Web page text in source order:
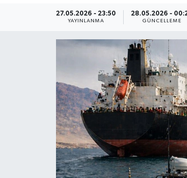
27.05.2026 - 23:50
YAYINLANMA
28.05.2026 -
GÜNCELLEME